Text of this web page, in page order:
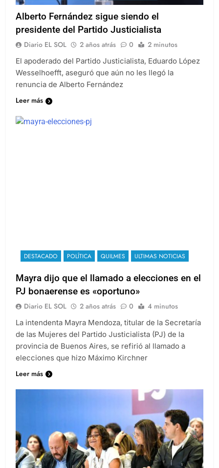
Alberto Fernández sigue siendo el
presidente del Partido Justicialista
Diario EL SOL 2 años atrás 0 2 minutos
El apoderado del Partido Justicialista, Eduardo López
Wesselhoefft, aseguró que aún no les llegó la
renuncia de Alberto Fernández
Leer más
DESTACADO POLÍTICA QUILMES ULTIMAS NOTICIAS
Mayra dijo que el llamado a elecciones en el
PJ bonaerense es «oportuno»
Diario EL SOL 2 años atrás 0 4 minutos
La intendenta Mayra Mendoza, titular de la Secretaría
de las Mujeres del Partido Justicialista (PJ) de la
provincia de Buenos Aires, se refirió al llamado a
elecciones que hizo Máximo Kirchner
Leer más